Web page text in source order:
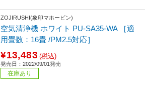
ZOJIRUSHI(象印マホービン)
空気清浄機 ホワイト PU-SA35-WA ［適
用畳数：16畳 /PM2.5対応］
¥13,483 (税込)
発売日：2022/09/01発売
在庫あり